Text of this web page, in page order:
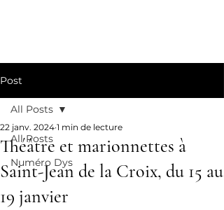
Post
All Posts
Numéro Dys
All Posts
Théâtre et marionnettes à
Saint-Jean de la Croix, du 15 au
19 janvier
22 janv. 2024 1 min de lecture